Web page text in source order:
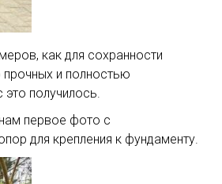
как для сохранности
прочных и полностью
получилось.
первое фото с
для крепления к фундаменту.